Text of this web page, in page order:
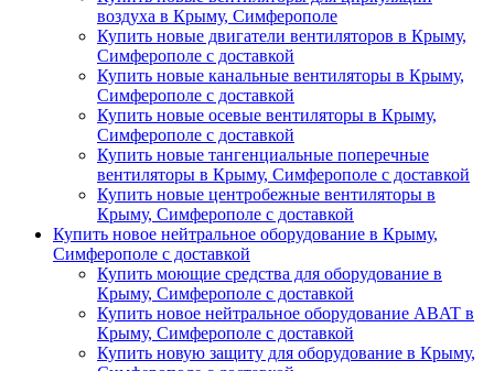
воздуха в Крыму, Симферополе
Купить новые двигатели вентиляторов в Крыму,
Симферополе с доставкой
Купить новые канальные вентиляторы в Крыму,
Симферополе с доставкой
Купить новые осевые вентиляторы в Крыму,
Симферополе с доставкой
Купить новые тангенциальные поперечные
вентиляторы в Крыму, Симферополе с доставкой
Купить новые центробежные вентиляторы в
Крыму, Симферополе с доставкой
Купить новое нейтральное оборудование в Крыму,
Симферополе с доставкой
Купить моющие средства для оборудование в
Крыму, Симферополе с доставкой
Купить новое нейтральное оборудование ABAT в
Крыму, Симферополе с доставкой
Купить новую защиту для оборудование в Крыму,